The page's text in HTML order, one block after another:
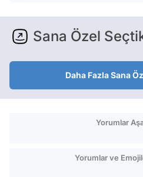
Sana Özel
Daha Fazla Sana
Yorumlar
Yorumlar ve